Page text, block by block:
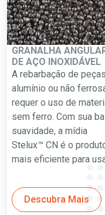
GRANALHA
DE AÇO INOXIDÁVEL
A rebarbação de
alumínio ou não
requer o uso de
sem ferro. Com sua
suavidade, a mídia
Stelux™ CN é o
mais eficiente para
Descubra Mais